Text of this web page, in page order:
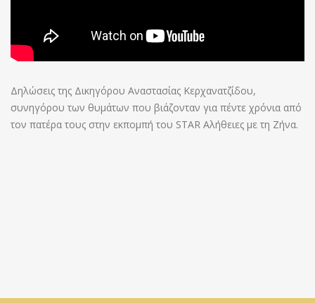
Δηλώσεις της Δικηγόρου Αναστασίας Κερχανατζίδου,
συνηγόρου των θυμάτων που βιάζονταν για πέντε χρόνια από
τον πατέρα τους στην εκπομπή του STAR Αλήθειες με τη Ζήνα.